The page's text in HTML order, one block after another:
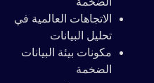
الاتجاهات العالمية في
تحليل البيانات
مكونات بيئة البيانات
الضخمة